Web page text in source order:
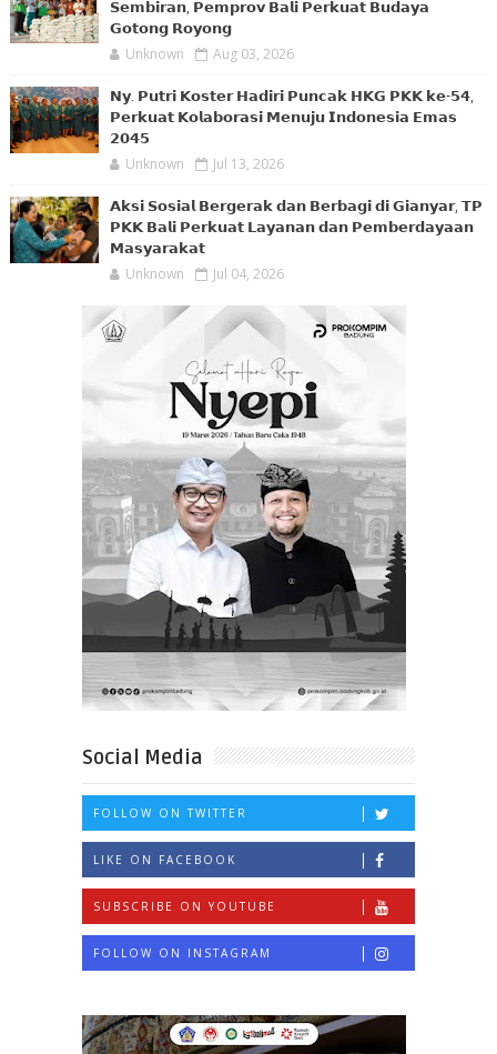
𝗦𝗲𝗺𝗯𝗶𝗿𝗮𝗻, 𝗣𝗲𝗺𝗽𝗿𝗼𝘃 𝗕𝗮𝗹𝗶 𝗣𝗲𝗿𝗸𝘂𝗮𝘁 𝗕𝘂𝗱𝗮𝘆𝗮
𝗚𝗼𝘁𝗼𝗻𝗴 𝗥𝗼𝘆𝗼𝗻𝗴
Unknown Aug 03, 2026
𝗡𝘆. 𝗣𝘂𝘁𝗿𝗶 𝗞𝗼𝘀𝘁𝗲𝗿 𝗛𝗮𝗱𝗶𝗿𝗶 𝗣𝘂𝗻𝗰𝗮𝗸 𝗛𝗞𝗚 𝗣𝗞𝗞 𝗸𝗲-𝟱𝟰,
𝗣𝗲𝗿𝗸𝘂𝗮𝘁 𝗞𝗼𝗹𝗮𝗯𝗼𝗿𝗮𝘀𝗶 𝗠𝗲𝗻𝘂𝗷𝘂 𝗜𝗻𝗱𝗼𝗻𝗲𝘀𝗶𝗮 𝗘𝗺𝗮𝘀
𝟮𝟬𝟰𝟱
Unknown Jul 13, 2026
𝗔𝗸𝘀𝗶 𝗦𝗼𝘀𝗶𝗮𝗹 𝗕𝗲𝗿𝗴𝗲𝗿𝗮𝗸 𝗱𝗮𝗻 𝗕𝗲𝗿𝗯𝗮𝗴𝗶 𝗱𝗶 𝗚𝗶𝗮𝗻𝘆𝗮𝗿, 𝗧𝗣
𝗣𝗞𝗞 𝗕𝗮𝗹𝗶 𝗣𝗲𝗿𝗸𝘂𝗮𝘁 𝗟𝗮𝘆𝗮𝗻𝗮𝗻 𝗱𝗮𝗻 𝗣𝗲𝗺𝗯𝗲𝗿𝗱𝗮𝘆𝗮𝗮𝗻
𝗠𝗮𝘀𝘆𝗮𝗿𝗮𝗸𝗮𝘁
Unknown Jul 04, 2026
Social Media
FOLLOW ON TWITTER
LIKE ON FACEBOOK
SUBSCRIBE ON YOUTUBE
FOLLOW ON INSTAGRAM